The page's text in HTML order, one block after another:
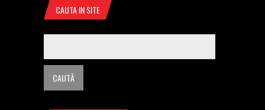
CAUTA IN SITE